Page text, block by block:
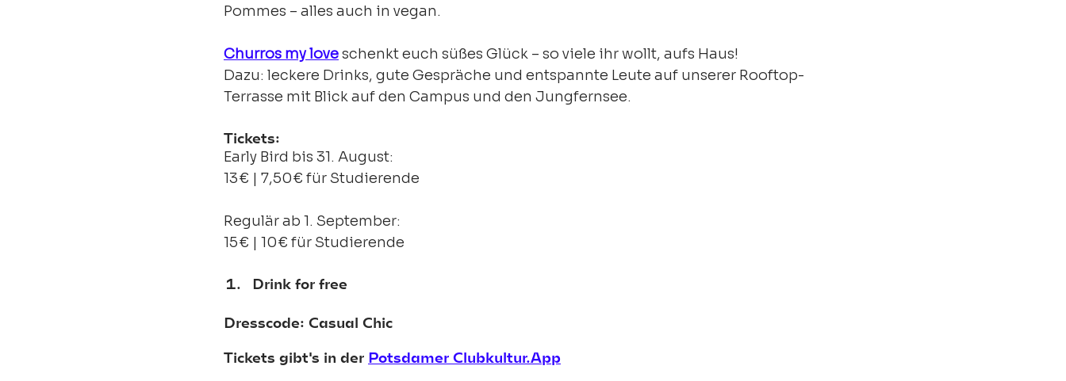
Pommes – alles auch in vegan.
Churros my love schenkt euch süßes Glück – so viele ihr wollt, aufs Haus!
Dazu: leckere Drinks, gute Gespräche und entspannte Leute auf unserer Rooftop-
Terrasse mit Blick auf den Campus und den Jungfernsee.
Tickets:
Early Bird bis 31. August:
13 € | 7,50 € für Studierende
Regulär ab 1. September:
15 € | 10 € für Studierende
Drink for free
Dresscode: Casual Chic
Tickets gibt's in der Potsdamer Clubkultur.App